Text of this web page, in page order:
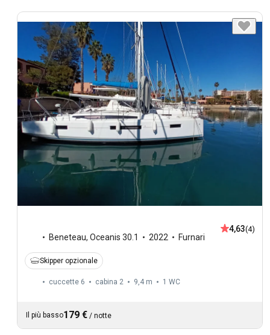
Beneteau, Oceanis 30.1 2022 Furnari
4,63(4)
Skipper opzionale
cuccette 6 cabina 2 9,4 m 1 WC
Il più basso179 € / notte